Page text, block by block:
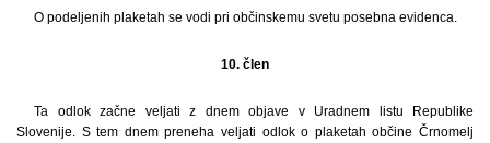
O podeljenih plaketah se vodi pri občinskemu svetu posebna evidenca.
10. člen
Ta odlok začne veljati z dnem objave v Uradnem listu Republike
Slovenije. S tem dnem preneha veljati odlok o plaketah občine Črnomelj